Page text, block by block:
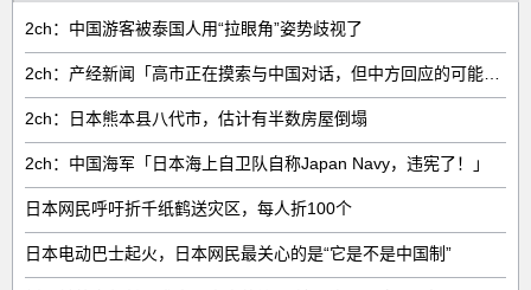
2ch：中国游客被泰国人用“拉眼角”姿势歧视了
2ch：日本熊本县八代市，估计有半数房屋倒塌
2ch：中国海军「日本海上自卫队自称Japan Navy，违宪了！」
日本网民呼吁折千纸鹤送灾区，每人折100个
日本电动巴士起火，日本网民最关心的是“它是不是中国制”